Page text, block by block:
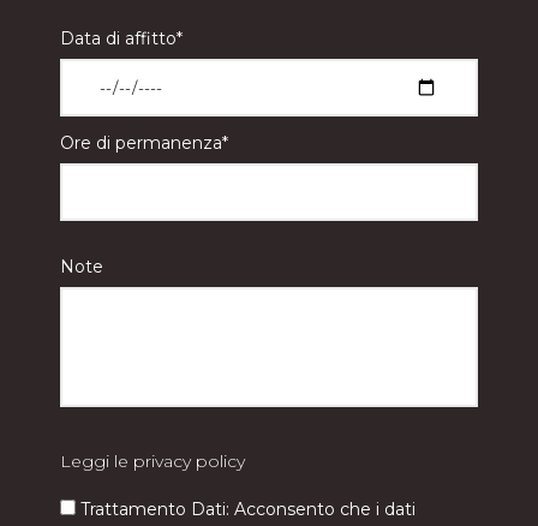
Data di affitto*
Ore di permanenza*
Note
Leggi le privacy policy
Trattamento Dati: Acconsento che i dati